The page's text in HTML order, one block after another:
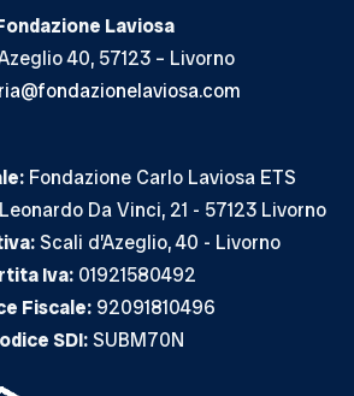
Laviosa
40, 57123 – Livorno
Fondazione Carlo Laviosa ETS
Da Vinci, 21 - 57123 Livorno
Scali d’Azeglio, 40 - Livorno
Iva:01921580492
Fiscale:92091810496
SDI:SUBM70N